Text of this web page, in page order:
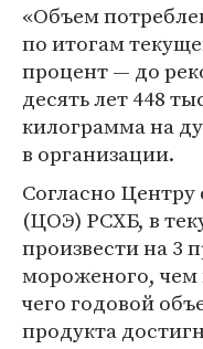
«Объем
по итогам
процент — до
десять лет 448
килограмма на
в организации.
Согласно Центру
(ЦОЭ) РСХБ, в
произвести на 3
мороженого, чем
чего годовой
продукта